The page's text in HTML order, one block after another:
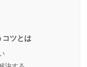
コツとは